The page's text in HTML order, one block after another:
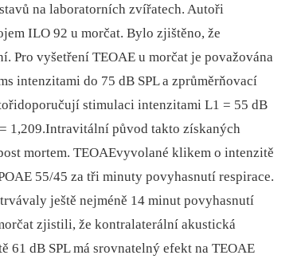
na laboratorních zvířatech. Autoři
ILO 92 u morčat. Bylo zjištěno, že
Pro vyšetření TEOAE u morčat je považována
intenzitami do 75 dB SPL a zprůměrňovací
stimulaci intenzitami L1 = 55 dB
1,209.Intravitální původ takto získaných
mortem. TEOAEvyvolané klikem o intenzitě
55/45 za tři minuty povyhasnutí respirace.
ještě nejméně 14 minut povyhasnutí
zjistili, že kontralaterální akustická
61 dB SPL má srovnatelný efekt na TEOAE